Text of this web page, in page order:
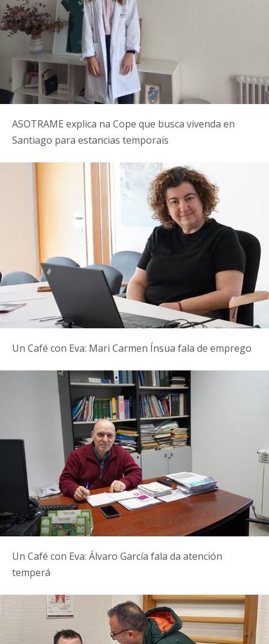
ASOTRAME explica na Cope que busca vivenda en
Santiago para estancias temporais
Un Café con Eva: Mari Carmen Ínsua fala de emprego
Un Café con Eva: Álvaro García fala da atención
temperá